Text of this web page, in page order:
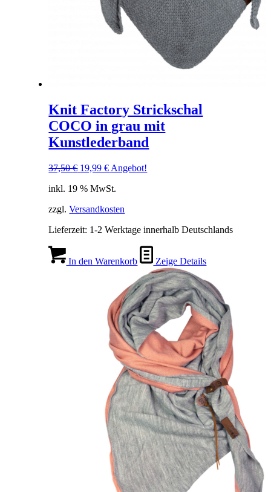
Knit Factory Strickschal
COCO in grau mit
Kunstlederband
37,50€ Ursprünglicher
war:
19,99€Aktueller
ist:
Angebot!
inkl. 19 % MwSt.
zzgl.Versandkosten
Lieferzeit: 1-2 Werktage innerhalb Deutschlands
In den Warenkorb Zeige Details